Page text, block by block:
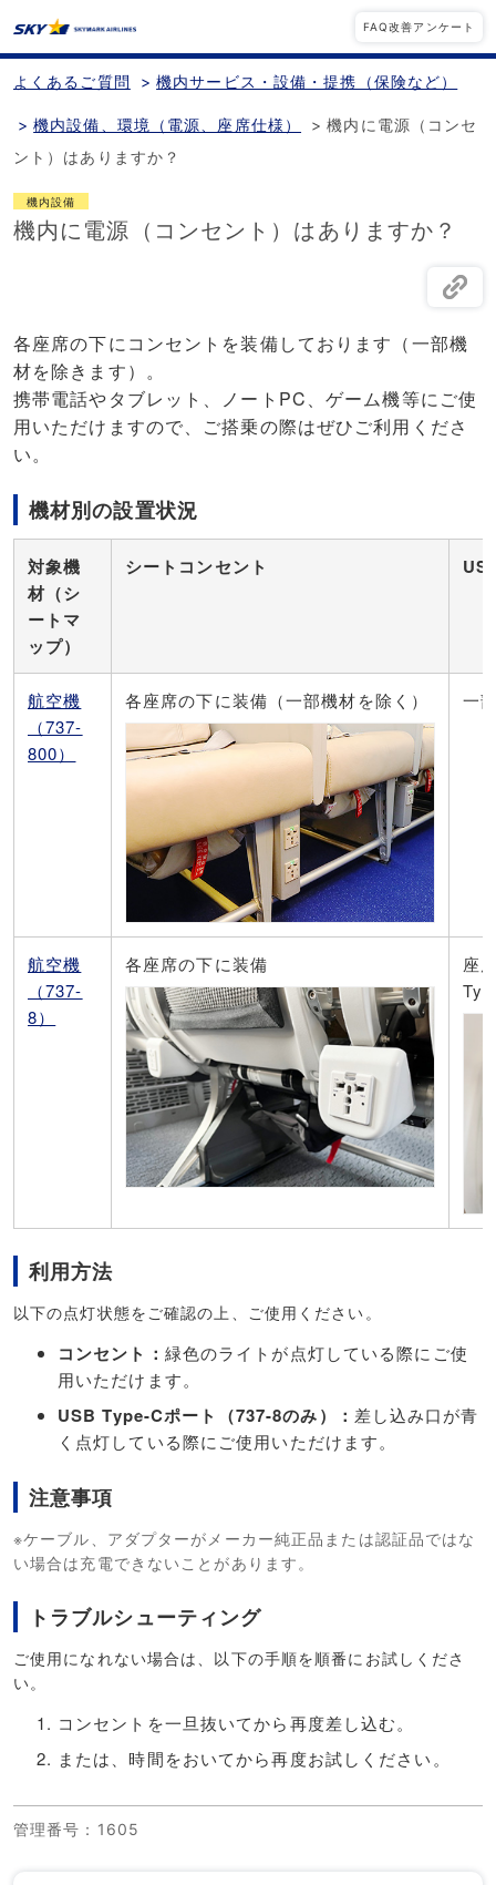
FAQ改善アンケート
よくあるご質問 > 機内サービス・設備・提携（保険など）
> 機内設備、環境（電源、座席仕様） > 機内に電源（コンセ
ント）はありますか？
機内設備
機内に電源（コンセント）はありますか？
各座席の下にコンセントを装備しております（一部機
材を除きます）。
携帯電話やタブレット、ノートPC、ゲーム機等にご使
用いただけますので、ご搭乗の際はぜひご利用くださ
い。
機材別の設置状況
対象機
材（シ
ートマ
ップ）
シートコンセント
航空機
（737-
800）
各座席の下に装備（一部機材を除く） 一
航空機
（737-
8）
各座席の下に装備
座
利用方法
以下の点灯状態をご確認の上、ご使用ください。
コンセント： 緑色のライトが点灯している際にご使
用いただけます。
USB Type-Cポート（737-8のみ）： 差し込み口が青
く点灯している際にご使用いただけます。
注意事項
※ケーブル、アダプターがメーカー純正品または認証品ではな
い場合は充電できないことがあります。
トラブルシューティング
ご使用になれない場合は、以下の手順を順番にお試しくださ
い。
コンセントを一旦抜いてから再度差し込む。
または、時間をおいてから再度お試しください。
管理番号 ：1605